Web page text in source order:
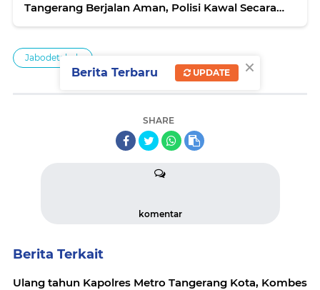
Tangerang Berjalan Aman, Polisi Kawal Secara
Jabodetabek
SHARE
komentar
Berita Terkait
Ulang tahun Kapolres Metro Tangerang Kota, Kombes
×
Berita Terbaru UPDATE